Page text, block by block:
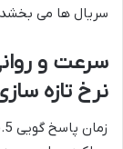
سریال ها می بخشد
سرعت و
نرخ تازه